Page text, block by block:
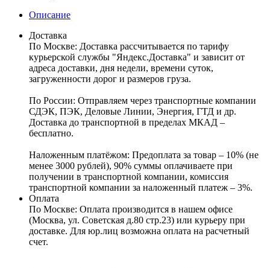
Описание
Доставка
По Москве: Доставка рассчитывается по тарифу
курьерской службы "Яндекс.Доставка" и зависит от
адреса доставки, дня недели, времени суток,
загруженности дорог и размеров груза.
По России: Отправляем через транспортные компании
СДЭК, ПЭК, Деловые Линии, Энергия, ГТД и др.
Доставка до транспортной в пределах МКАД –
бесплатно.
Наложенным платёжом: Предоплата за товар – 10% (не
менее 3000 рублей), 90% суммы оплачиваете при
получении в транспортной компании, комиссия
транспортной компании за наложенный платеж – 3%.
Оплата
По Москве: Оплата производится в нашем офисе
(Москва, ул. Советская д.80 стр.23) или курьеру при
доставке. Для юр.лиц возможна оплата на расчетный
счет.